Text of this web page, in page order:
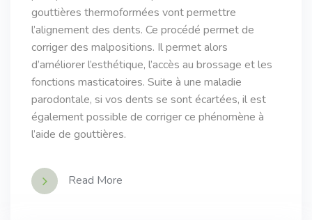
gouttières thermoformées vont permettre
l’alignement des dents. Ce procédé permet de
corriger des malpositions. Il permet alors
d’améliorer l’esthétique, l’accès au brossage et les
fonctions masticatoires. Suite à une maladie
parodontale, si vos dents se sont écartées, il est
également possible de corriger ce phénomène à
l’aide de gouttières.
Read More